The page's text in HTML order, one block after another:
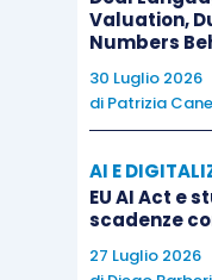
Valuation,
Numbers
30 Luglio 2026
di Patrizia
AI E
EU AI Act e
scadenze
27 Luglio 2026